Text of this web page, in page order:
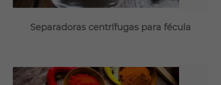
Separadoras centrífugas para fécula